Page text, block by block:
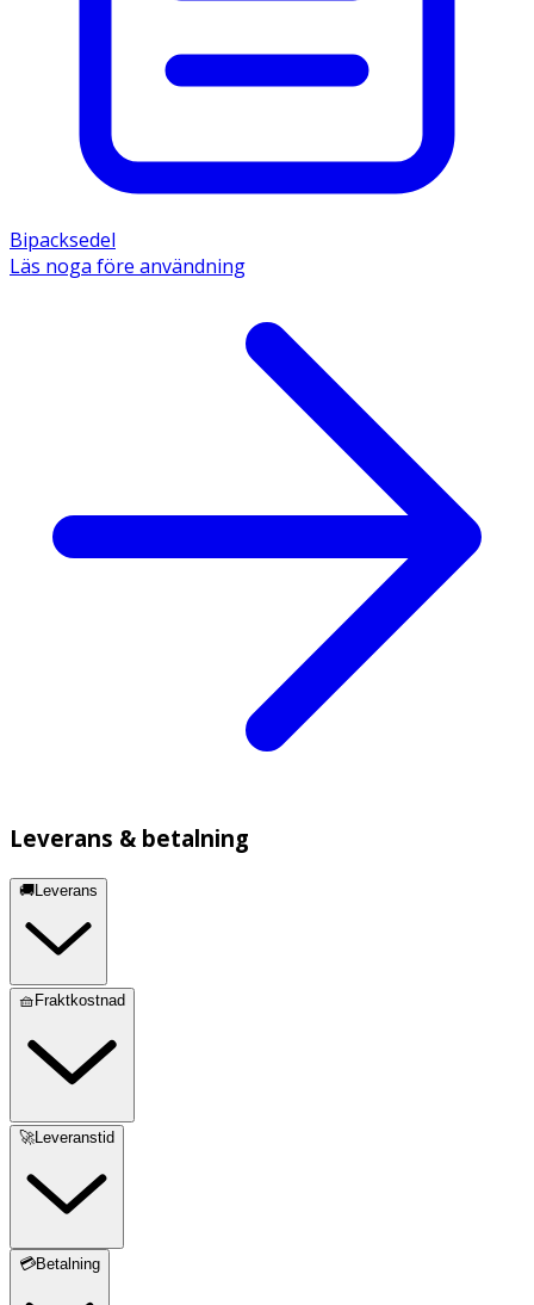
Bipacksedel
Läs noga före användning
Leverans & betalning
🚚Leverans
🧺Fraktkostnad
🚀Leveranstid
💳Betalning